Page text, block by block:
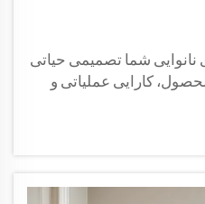
نانوایی شما تصمیمی حیاتی
کارایی عملیاتی و
تولید باگت‌های
داخلی کامل...